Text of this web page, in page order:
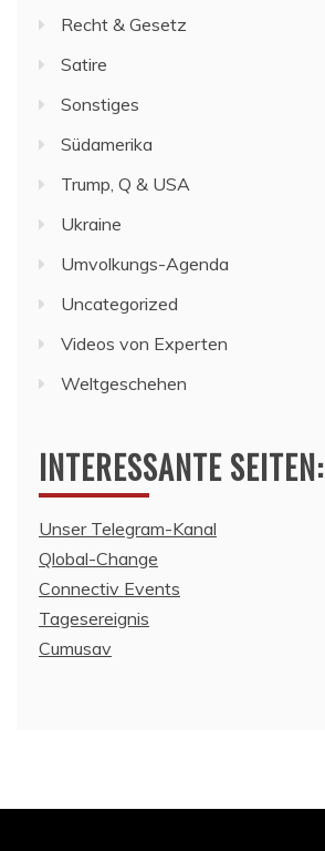
Recht & Gesetz
Satire
Sonstiges
Südamerika
Trump, Q & USA
Ukraine
Umvolkungs-Agenda
Uncategorized
Videos von Experten
Weltgeschehen
INTERESSANTE SEITEN:
Unser Telegram-Kanal
Qlobal-Change
Connectiv Events
Tagesereignis
Cumusav